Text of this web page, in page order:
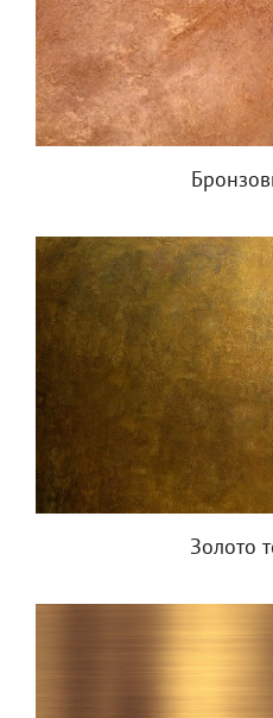
Золото